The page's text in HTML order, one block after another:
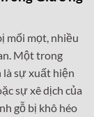
mối mọt, nhiều
Một trong
sự xuất hiện
sự xê dịch của
gỗ bị khô héo